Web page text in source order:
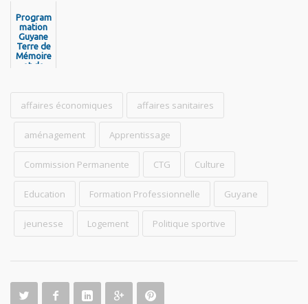
program
mation
Program
mation
Guyane
Terre de
Mémoire
et de
Nou Pa
Jen Bliyé
affaires économiques affaires sanitaires
aménagement Apprentissage
Commission Permanente CTG Culture
Education Formation Professionnelle Guyane
jeunesse Logement Politique sportive